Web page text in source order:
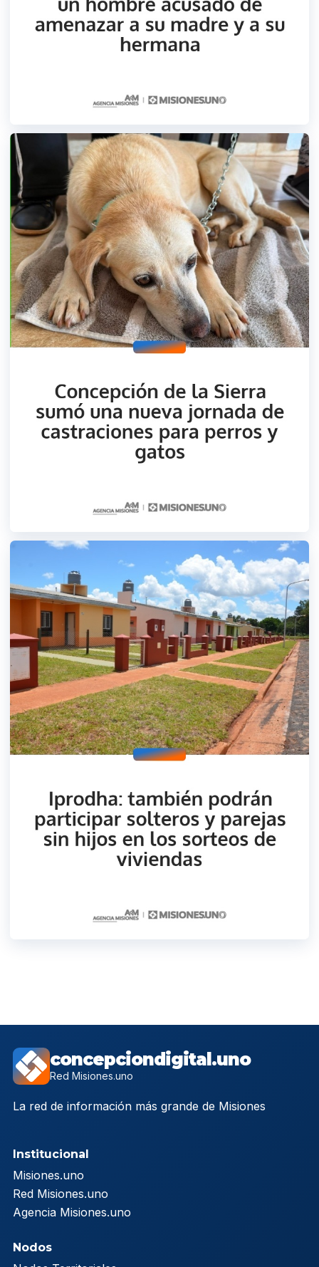
concepciondigital.uno
Red Misiones.uno
La red de información más grande de Misiones
Institucional
Misiones.uno
Red Misiones.uno
Agencia Misiones.uno
Nodos